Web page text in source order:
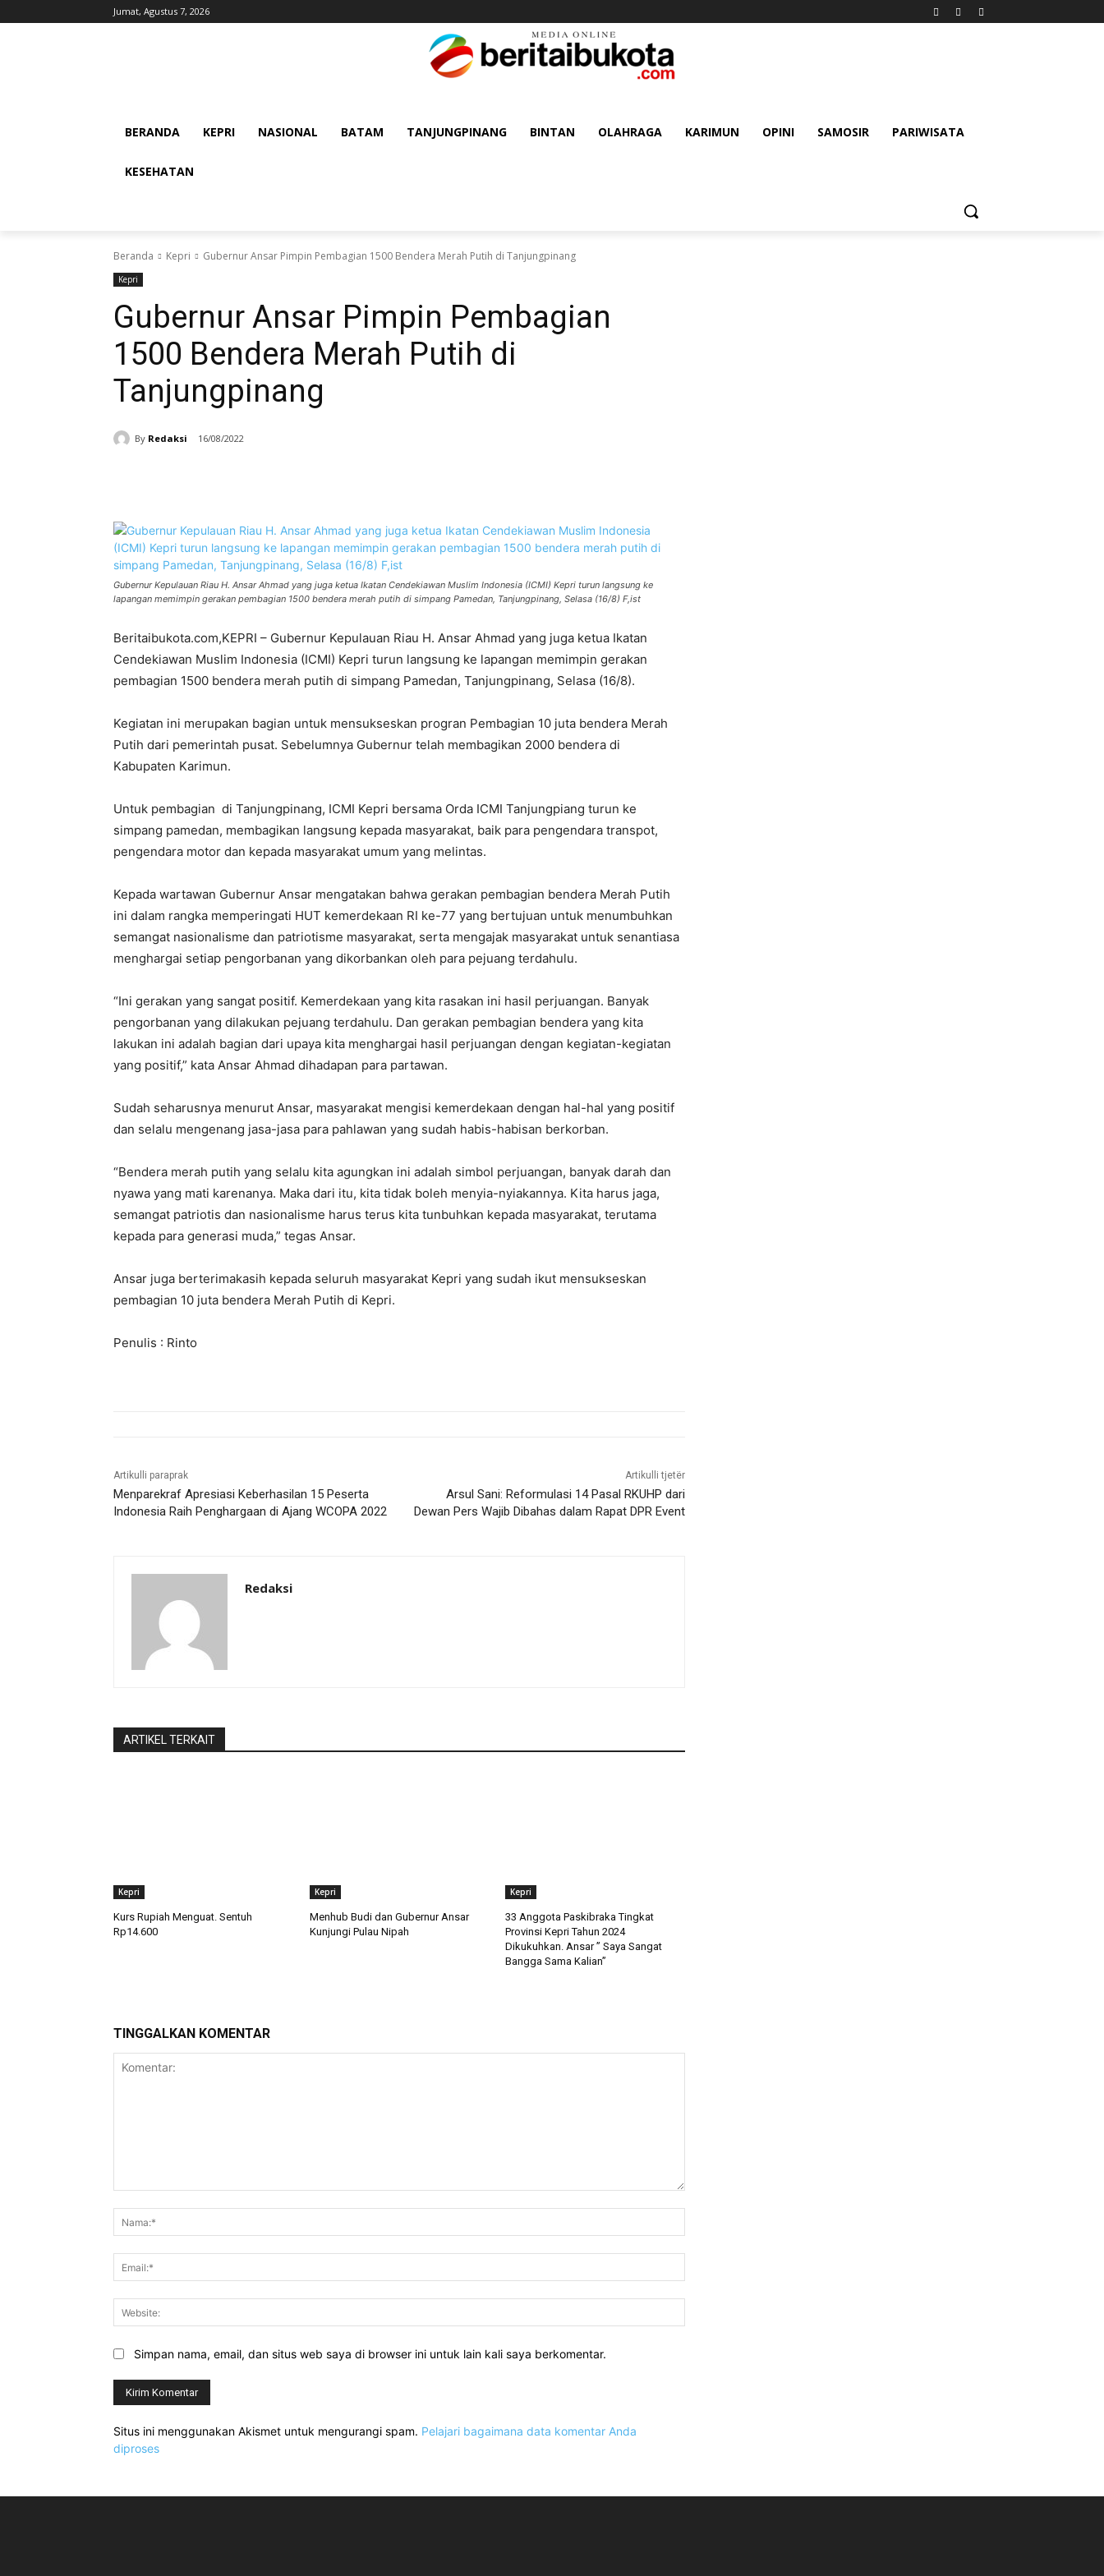
Jumat, Agustus 7, 2026
BERANDA KEPRI NASIONAL BATAM TANJUNGPINANG BINTAN OLAHRAGA KARIMUN OPINI SAMOSIR PARIWISATA
KESEHATAN
Beranda Kepri Gubernur Ansar Pimpin Pembagian 1500 Bendera Merah Putih di Tanjungpinang
Kepri
Gubernur Ansar Pimpin Pembagian
1500 Bendera Merah Putih di
Tanjungpinang
By Redaksi 16/08/2022
Gubernur Kepulauan Riau H. Ansar Ahmad yang juga ketua Ikatan Cendekiawan Muslim Indonesia (ICMI) Kepri turun langsung ke
lapangan memimpin gerakan pembagian 1500 bendera merah putih di simpang Pamedan, Tanjungpinang, Selasa (16/8) F,ist
Beritaibukota.com,KEPRI – Gubernur Kepulauan Riau H. Ansar Ahmad yang juga ketua Ikatan
Cendekiawan Muslim Indonesia (ICMI) Kepri turun langsung ke lapangan memimpin gerakan
pembagian 1500 bendera merah putih di simpang Pamedan, Tanjungpinang, Selasa (16/8).
Kegiatan ini merupakan bagian untuk mensukseskan progran Pembagian 10 juta bendera Merah
Putih dari pemerintah pusat. Sebelumnya Gubernur telah membagikan 2000 bendera di
Kabupaten Karimun.
Untuk pembagian di Tanjungpinang, ICMI Kepri bersama Orda ICMI Tanjungpiang turun ke
simpang pamedan, membagikan langsung kepada masyarakat, baik para pengendara transpot,
pengendara motor dan kepada masyarakat umum yang melintas.
Kepada wartawan Gubernur Ansar mengatakan bahwa gerakan pembagian bendera Merah Putih
ini dalam rangka memperingati HUT kemerdekaan RI ke-77 yang bertujuan untuk menumbuhkan
semangat nasionalisme dan patriotisme masyarakat, serta mengajak masyarakat untuk senantiasa
menghargai setiap pengorbanan yang dikorbankan oleh para pejuang terdahulu.
“Ini gerakan yang sangat positif. Kemerdekaan yang kita rasakan ini hasil perjuangan. Banyak
pengorbanan yang dilakukan pejuang terdahulu. Dan gerakan pembagian bendera yang kita
lakukan ini adalah bagian dari upaya kita menghargai hasil perjuangan dengan kegiatan-kegiatan
yang positif,” kata Ansar Ahmad dihadapan para partawan.
Sudah seharusnya menurut Ansar, masyarakat mengisi kemerdekaan dengan hal-hal yang positif
dan selalu mengenang jasa-jasa para pahlawan yang sudah habis-habisan berkorban.
“Bendera merah putih yang selalu kita agungkan ini adalah simbol perjuangan, banyak darah dan
nyawa yang mati karenanya. Maka dari itu, kita tidak boleh menyia-nyiakannya. Kita harus jaga,
semangat patriotis dan nasionalisme harus terus kita tunbuhkan kepada masyarakat, terutama
kepada para generasi muda,” tegas Ansar.
Ansar juga berterimakasih kepada seluruh masyarakat Kepri yang sudah ikut mensukseskan
pembagian 10 juta bendera Merah Putih di Kepri.
Penulis : Rinto
Artikulli paraprak
Menparekraf Apresiasi Keberhasilan 15 Peserta
Indonesia Raih Penghargaan di Ajang WCOPA 2022
Artikulli tjetër
Arsul Sani: Reformulasi 14 Pasal RKUHP dari
Dewan Pers Wajib Dibahas dalam Rapat DPR Event
Redaksi
ARTIKEL TERKAIT
Kepri
Kurs Rupiah Menguat. Sentuh
Rp14.600
Kepri
Menhub Budi dan Gubernur Ansar
Kunjungi Pulau Nipah
Kepri
33 Anggota Paskibraka Tingkat
Provinsi Kepri Tahun 2024
Dikukuhkan. Ansar ” Saya Sangat
Bangga Sama Kalian”
TINGGALKAN KOMENTAR
Simpan nama, email, dan situs web saya di browser ini untuk lain kali saya berkomentar.
Situs ini menggunakan Akismet untuk mengurangi spam. Pelajari bagaimana data komentar Anda
diproses